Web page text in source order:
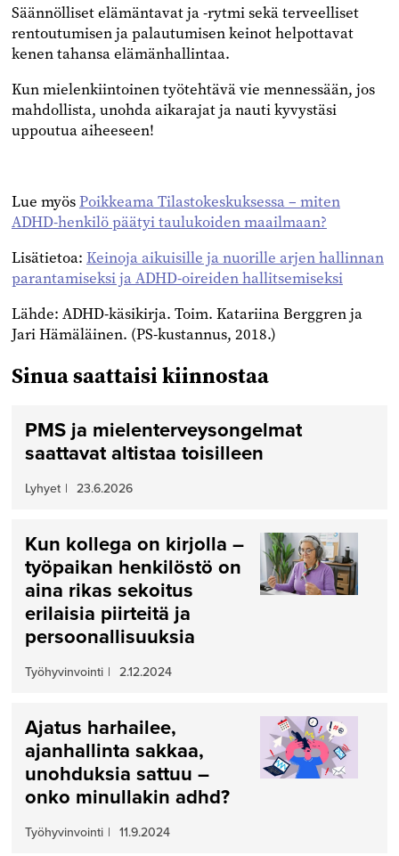
Säännölliset elämäntavat ja -rytmi sekä terveelliset
rentoutumisen ja palautumisen keinot helpottavat
kenen tahansa elämänhallintaa.
Kun mielenkiintoinen työtehtävä vie mennessään, jos
mahdollista, unohda aikarajat ja nauti kyvystäsi
uppoutua aiheeseen!
Lue myösPoikkeama Tilastokeskuksessa – miten
ADHD-henkilö päätyi taulukoiden maailmaan?
Lisätietoa: Keinoja aikuisille ja nuorille arjen hallinnan
parantamiseksi ja ADHD-oireiden hallitsemiseksi
Lähde: ADHD-käsikirja. Toim. Katariina Berggren ja
Jari Hämäläinen. (PS-kustannus, 2018.)
Sinua saattaisi kiinnostaa
PMS ja mielenterveysongelmat
saattavat altistaa toisilleen
Lyhyet | 23.6.2026
Kun kollega on kirjolla –
työpaikan henkilöstö on
aina rikas sekoitus
erilaisia piirteitä ja
persoonallisuuksia
Työhyvinvointi | 2.12.2024
Ajatus harhailee,
ajanhallinta sakkaa,
unohduksia sattuu –
onko minullakin adhd?
Työhyvinvointi | 11.9.2024